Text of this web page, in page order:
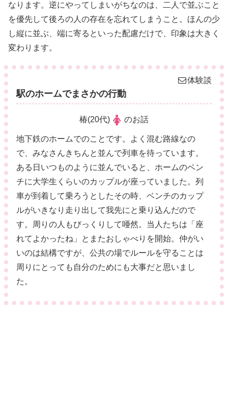
なります。逆にやってしまいがちなのは、二人で並ぶこと
を優先して後ろの人の存在を忘れてしまうこと。ほんの少
し縦に並ぶ、端に寄るといった配慮だけで、印象は大きく
変わります。
体験談
駅のホームでまさかの行動
椿(20代) のお話
地下鉄のホームでのことです。よく混む路線なの
で、みなさんきちんと並んで列車を待っています。
ある日いつものように並んでいると、ホームのベン
チに大学生くらいのカップルが座っていました。列
車が到着して乗ろうとしたその時、ベンチのカップ
ルがいきなり走り出して我先にと乗り込んだので
す。周りの人もびっくりして唖然。当人たちは「座
れてよかったね」とまたおしゃべりを開始。仲がい
いのは結構ですが、公共の場でルールを守ることは
周りにとっても自分のためにも大事だと思いまし
た。